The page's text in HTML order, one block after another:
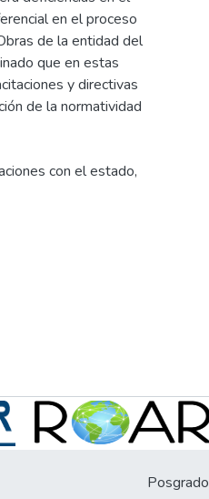
en el proceso
de la entidad del
que en estas
y directivas
de la normatividad
con el estado,
Posgrado